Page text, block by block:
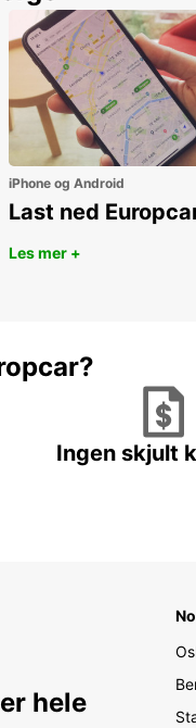
iPhone og Android
Last ned
Les mer +
Ingen skjult
hele